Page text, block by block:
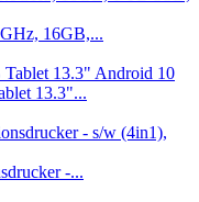
16GB,...
13.3"...
-...